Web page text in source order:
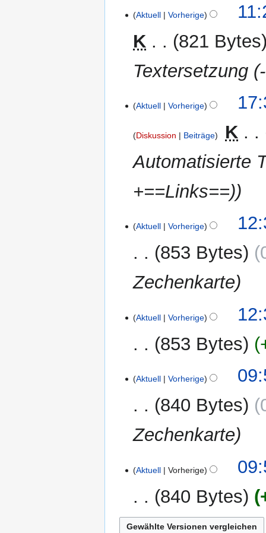
Aktuell Vorherige
K
821 Bytes
Textersetzung (-
MärzAktuell Vorherige
Diskussion Beiträge
K
Automatisierte
+==Links==)
MärzAktuell Vorherige
853 Bytes
Zechenkarte
Aktuell Vorherige
853 Bytes
e
B
e
r
Aktuell Vorherige
840 Bytes
Zechenkarte
Aktuell Vorherige
840 Bytes
K
e